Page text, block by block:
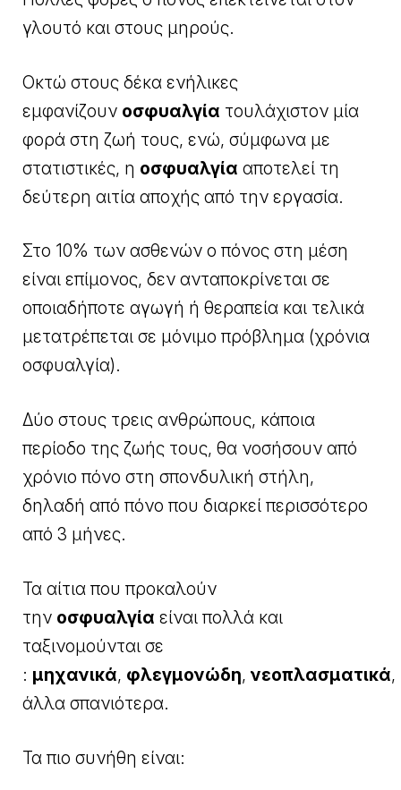
γλουτό και στους μηρούς.
Οκτώ στους δέκα ενήλικες
εμφανίζουν οσφυαλγία τουλάχιστον μία
φορά στη ζωή τους, ενώ, σύμφωνα με
στατιστικές, η οσφυαλγία αποτελεί τη
δεύτερη αιτία αποχής από την εργασία.
Στο 10% των ασθενών ο πόνος στη μέση
είναι επίμονος, δεν ανταποκρίνεται σε
οποιαδήποτε αγωγή ή θεραπεία και τελικά
μετατρέπεται σε μόνιμο πρόβλημα (χρόνια
οσφυαλγία).
Δύο στους τρεις ανθρώπους, κάποια
περίοδο της ζωής τους, θα νοσήσουν από
χρόνιο πόνο στη σπονδυλική στήλη,
δηλαδή από πόνο που διαρκεί περισσότερο
από 3 μήνες.
Τα αίτια που προκαλούν
την οσφυαλγία είναι πολλά και
ταξινομούνται σε
: μηχανικά, φλεγμονώδη, νεοπλασματικά,
άλλα σπανιότερα.
Τα πιο συνήθη είναι: